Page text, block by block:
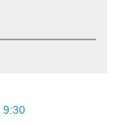
9:30